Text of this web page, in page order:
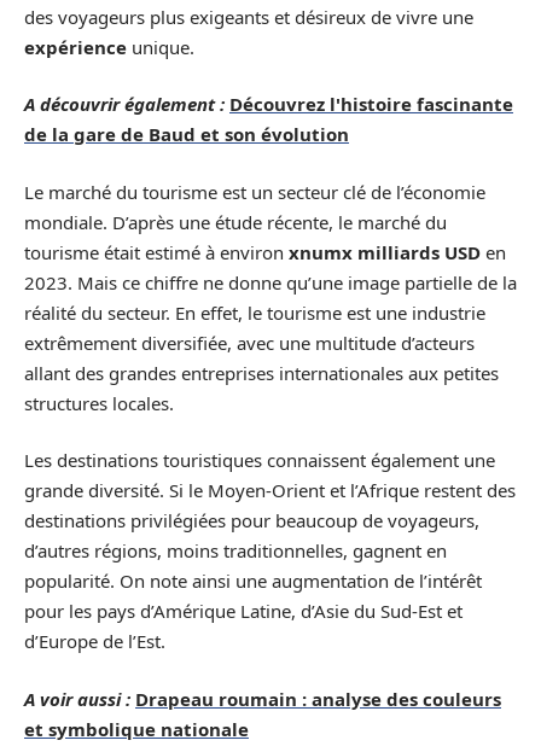
des voyageurs plus exigeants et désireux de vivre une
expérience unique.
A découvrir également : Découvrez l'histoire fascinante
de la gare de Baud et son évolution
Le marché du tourisme est un secteur clé de l’économie
mondiale. D’après une étude récente, le marché du
tourisme était estimé à environ xnumx milliards USD en
2023. Mais ce chiffre ne donne qu’une image partielle de la
réalité du secteur. En effet, le tourisme est une industrie
extrêmement diversifiée, avec une multitude d’acteurs
allant des grandes entreprises internationales aux petites
structures locales.
Les destinations touristiques connaissent également une
grande diversité. Si le Moyen-Orient et l’Afrique restent des
destinations privilégiées pour beaucoup de voyageurs,
d’autres régions, moins traditionnelles, gagnent en
popularité. On note ainsi une augmentation de l’intérêt
pour les pays d’Amérique Latine, d’Asie du Sud-Est et
d’Europe de l’Est.
A voir aussi : Drapeau roumain : analyse des couleurs
et symbolique nationale